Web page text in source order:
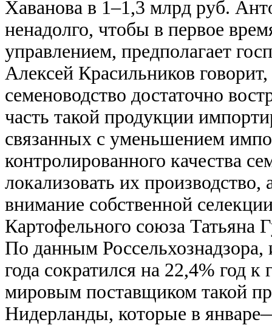
Хаванова в 1–1,3 млрд руб.
ненадолго, чтобы в первое
управлением, предполагает
Алексей Красильников
семеноводство достаточно
часть такой продукции
связанных с уменьшением
контролированного качества
локализовать их
внимание собственной
Картофельного союза Татьяна
По данным
года сократился на 22,4% год
мировым поставщиком такой
Нидерланды, которые в